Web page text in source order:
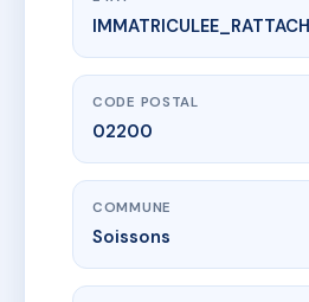
www.vme.plus/
NOTRE DAME
20 r notre-dame
CODE POSTAL
02200
COMMUNE
Soissons